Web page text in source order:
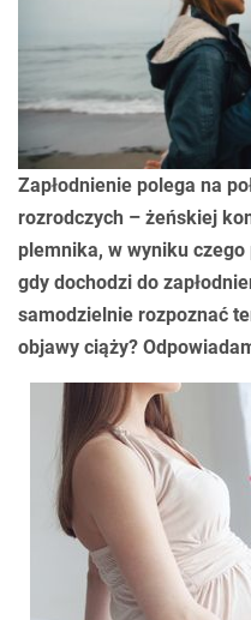
Zapłodnienie polega na
rozrodczych – żeńskiej
plemnika, w wyniku
gdy dochodzi do
samodzielnie rozpoznać
objawy ciąży?